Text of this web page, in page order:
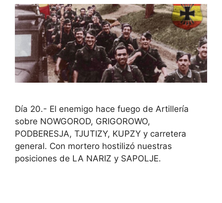
Día 20.- El enemigo hace fuego de Artillería
sobre NOWGOROD, GRIGOROWO,
PODBERESJA, TJUTIZY, KUPZY y carretera
general. Con mortero hostilizó nuestras
posiciones de LA NARIZ y SAPOLJE.